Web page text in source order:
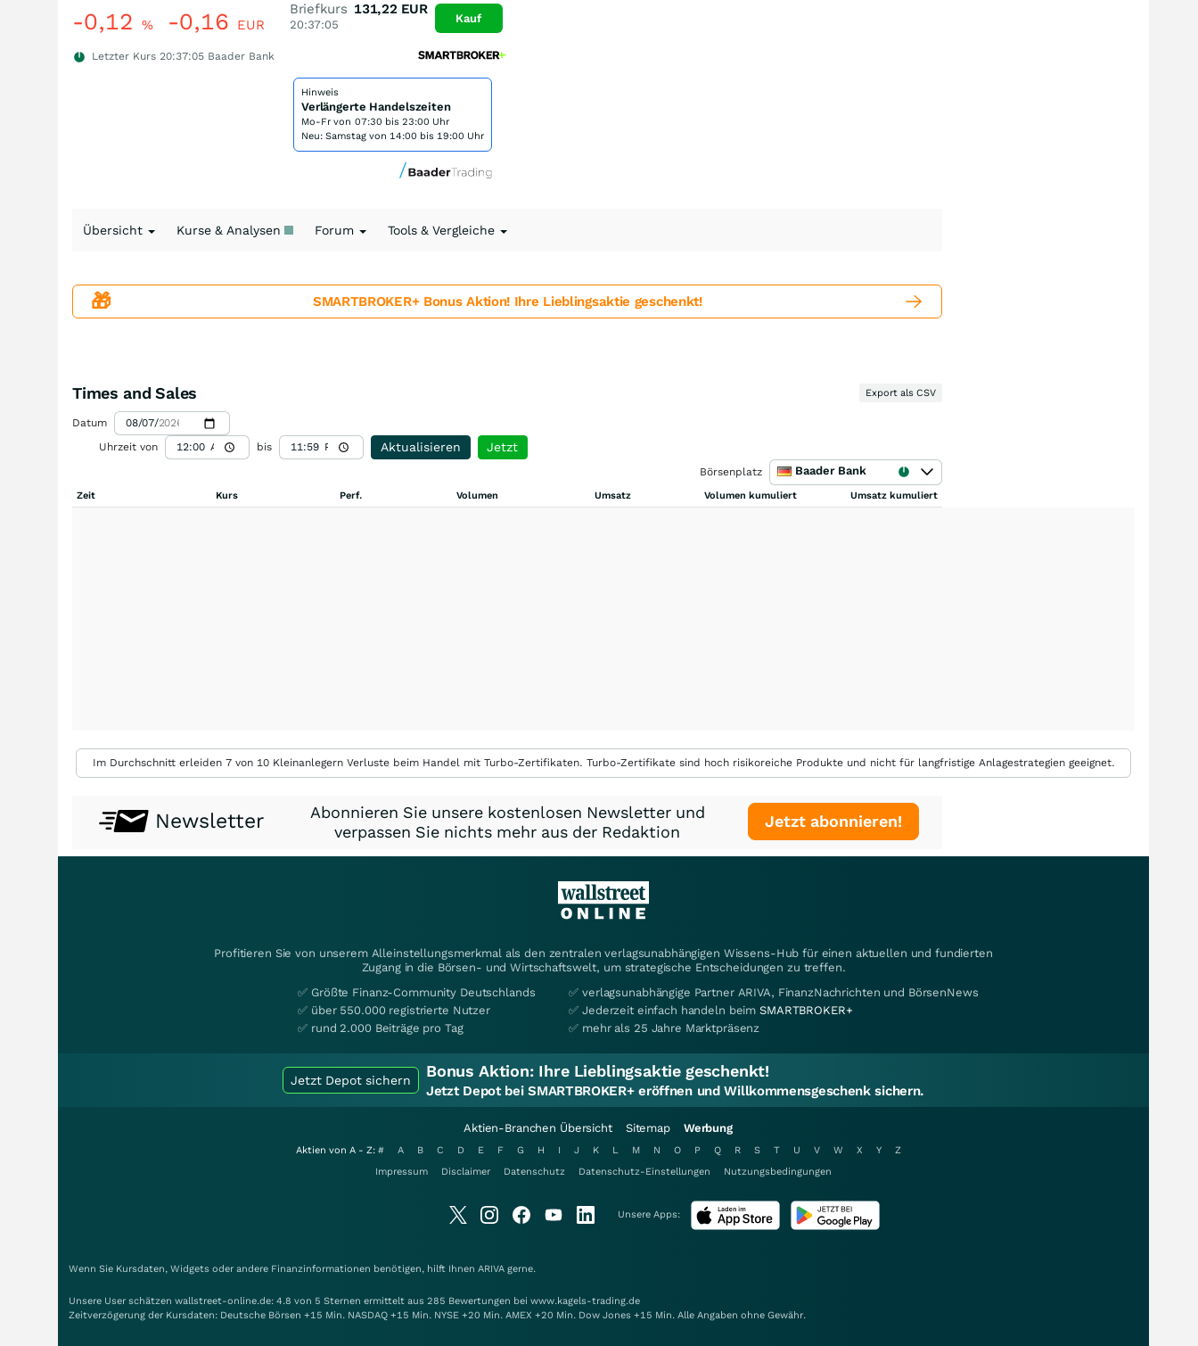
-0,12 % -0,16 EUR
Letzter Kurs 20:37:05 Baader Bank
Briefkurs
20:37:05
131,22 EUR
Kauf
Hinweis
Verlängerte Handelszeiten
Mo-Fr von 07:30 bis 23:00 Uhr
Neu: Samstag von 14:00 bis 19:00 Uhr
Übersicht Kurse & Analysen Forum Tools & Vergleiche
🎁 SMARTBROKER+ Bonus Aktion! Ihre Lieblingsaktie geschenkt!
Times and Sales Export als CSV
Datum
Uhrzeit von
bis Aktualisieren Jetzt
Börsenplatz Baader Bank
Zeit Kurs Perf. Volumen Umsatz Volumen kumuliert Umsatz kumuliert
Im Durchschnitt erleiden 7 von 10 Kleinanlegern Verluste beim Handel mit Turbo-Zertifikaten. Turbo-Zertifikate sind hoch risikoreiche Produkte und nicht für langfristige Anlagestrategien geeignet.
Newsletter
Abonnieren Sie unsere kostenlosen Newsletter und
verpassen Sie nichts mehr aus der Redaktion
Jetzt abonnieren!
Profitieren Sie von unserem Alleinstellungsmerkmal als den zentralen verlagsunabhängigen Wissens-Hub für einen aktuellen und fundierten
Zugang in die Börsen- und Wirtschaftswelt, um strategische Entscheidungen zu treffen.
✅ Größte Finanz-Community Deutschlands
✅ über 550.000 registrierte Nutzer
✅ rund 2.000 Beiträge pro Tag
✅ verlagsunabhängige Partner ARIVA, FinanzNachrichten und BörsenNews
✅ Jederzeit einfach handeln beimSMARTBROKER+
✅ mehr als 25 Jahre Marktpräsenz
Jetzt Depot sichern Bonus Aktion: Ihre Lieblingsaktie geschenkt!
Jetzt Depot bei SMARTBROKER+ eröffnen und Willkommensgeschenk sichern.
Aktien-Branchen Übersicht Sitemap Werbung
Aktien von A - Z: # A B C D E F G H I J K L M N O P Q R S T U V W X Y
Z
Impressum
Disclaimer Datenschutz Datenschutz-Einstellungen Nutzungsbedingungen
Unsere Apps:
Wenn Sie Kursdaten, Widgets oder andere Finanzinformationen benötigen, hilft Ihnen ARIVA gerne.
Unsere User schätzen wallstreet-online.de: 4.8 von 5 Sternen ermittelt aus 285 Bewertungen bei www.kagels-trading.de
Zeitverzögerung der Kursdaten: Deutsche Börsen +15 Min. NASDAQ +15 Min. NYSE +20 Min. AMEX +20 Min. Dow Jones +15 Min. Alle Angaben ohne Gewähr.